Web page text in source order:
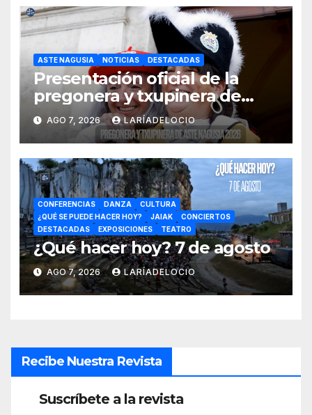
ASTE NAGUSIA NOTICIAS DESTACADAS
Presentación oficial de la
pregonera y txupinera de
Aste Nagusia 2026
AGO 7, 2026 LARÍADELOCIO
CONFERENCIAS DANZA
CULTURA
¿QUÉ SE PUEDE HACER HOY?
JAIAK
CONCIERTOS
DESTACADAS
EXPOSICIONES TEATRO
¿Qué hacer hoy? 7 de agosto
AGO 7, 2026 LARÍADELOCIO
Recibe Nuestra Revista
Suscríbete a la revista